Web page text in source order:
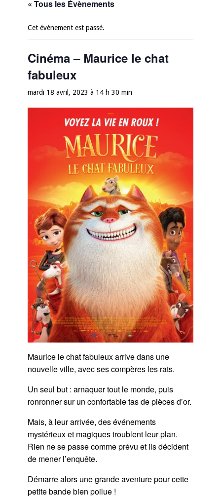
« Tous les Évènements
Cet évènement est passé.
Cinéma – Maurice le chat
fabuleux
mardi 18 avril, 2023 à 14 h 30 min
Maurice le chat fabuleux arrive dans une
nouvelle ville, avec ses compères les rats.
Un seul but : arnaquer tout le monde, puis
ronronner sur un confortable tas de pièces d’or.
Mais, à leur arrivée, des événements
mystérieux et magiques troublent leur plan.
Rien ne se passe comme prévu et ils décident
de mener l’enquête.
Démarre alors une grande aventure pour cette
petite bande bien poilue !